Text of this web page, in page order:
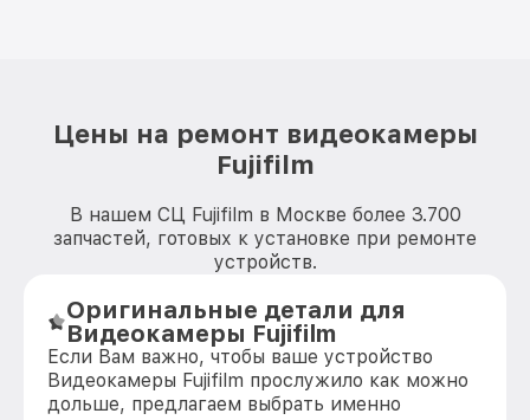
Цены на ремонт видеокамеры
Fujifilm
В нашем СЦ Fujifilm в Москве более 3.700
запчастей, готовых к установке при ремонте
устройств.
Оригинальные детали для
Видеокамеры Fujifilm
Если Вам важно, чтобы ваше устройство
Видеокамеры Fujifilm прослужило как можно
дольше, предлагаем выбрать именно